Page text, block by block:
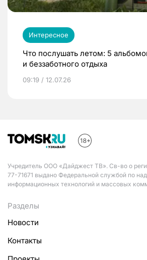
Интересное
Что послушать летом: 5
и беззаботного отдыха
09:19 / 12.07.26
Учредитель ООО «Дайджест ТВ». Св-во о
77-71671 выдано Федеральной службой по
информационных технологий и массовых
Разделы
Новости
Контакты